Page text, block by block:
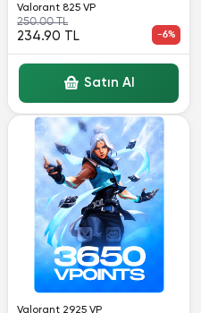
Valorant 825 VP
250.00 TL
234.90 TL -6%
Satın Al
Valorant 2925 VP